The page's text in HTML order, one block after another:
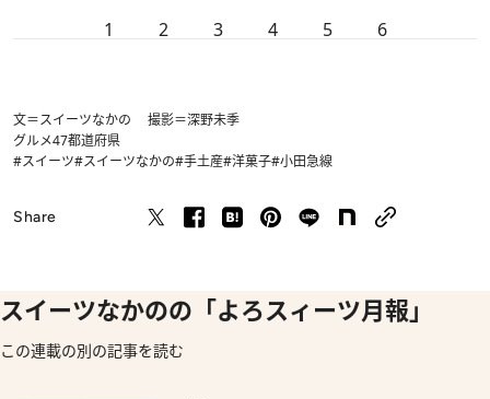
1 2 3 4 5 6
文＝スイーツなかの 撮影＝深野未季
グルメ47都道府県
#スイーツ#スイーツなかの#手土産#洋菓子#小田急線
Share
スイーツなかのの「よろスィーツ月報」
この連載の別の記事を読む